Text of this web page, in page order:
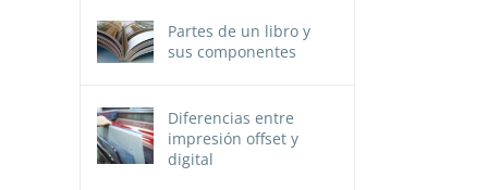
Partes de un libro y
sus componentes
Diferencias entre
impresión offset y
digital